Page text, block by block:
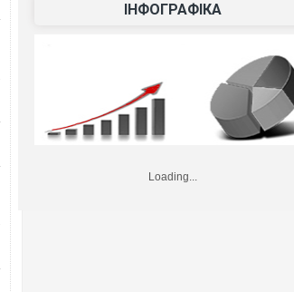
ІНФОГРАФІКА
Loading...